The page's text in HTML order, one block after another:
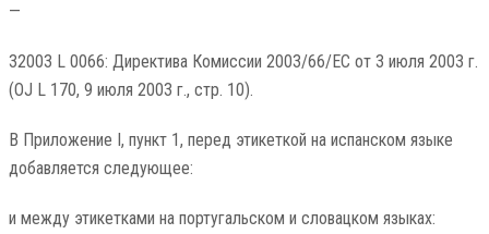
—
32003 L 0066: Директива Комиссии 2003/66/EC от 3 июля 2003 г.
(OJ L 170, 9 июля 2003 г., стр. 10).
В Приложение I, пункт 1, перед этикеткой на испанском языке
добавляется следующее:
и между этикетками на португальском и словацком языках: